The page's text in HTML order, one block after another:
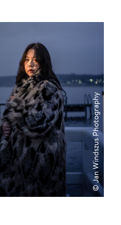
© Jan Windszus Photography